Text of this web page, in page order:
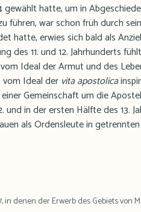
gewählt hatte, um in
führen, war schon früh durch
hatte, erwies sich bald als
des 11. und 12. Jahrhunderts
Ideal der Armut und des
vom Ideal der vita apostolica
Gemeinschaft um die
und in der ersten Hälfte des 13.
als Ordensleute in
in denen der Erwerb des Gebiets von